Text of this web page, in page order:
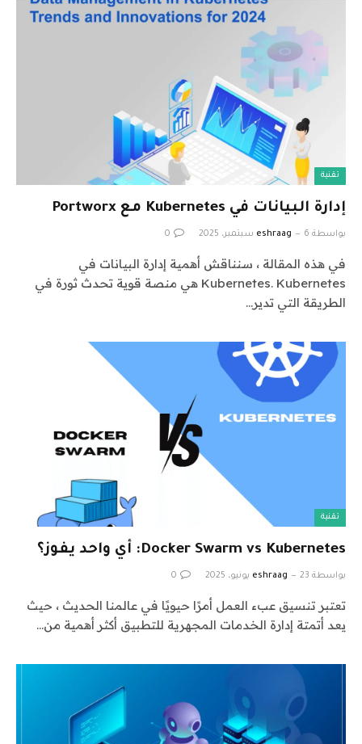
تقنية
إدارة البيانات في Kubernetes مع Portworx
بواسطة eshraag 6 سبتمبر، 2025 0
في هذه المقالة ، سنناقش أهمية إدارة البيانات في
Kubernetes. Kubernetes هي منصة قوية تحدث ثورة في
الطريقة التي تدير…
تقنية
Docker Swarm vs Kubernetes: أي واحد يفوز؟
بواسطة eshraag 23 يونيو، 2025 0
تعتبر تنسيق عبء العمل أمرًا حيويًا في عالمنا الحديث ، حيث
يعد أتمتة إدارة الخدمات المجهرية للتطبيق أكثر أهمية من…